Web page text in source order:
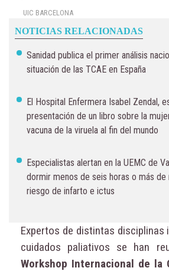
UIC BARCELONA
NOTICIAS RELACIONADAS
Sanidad publica el primer análisis
situación de las TCAE en España
El Hospital Enfermera Isabel Zendal,
presentación de un libro sobre la
vacuna de la viruela al fin del mundo
Especialistas alertan en la UEMC de
dormir menos de seis horas o más de
riesgo de infarto e ictus
Expertos de distintas disciplinas
cuidados paliativos se han
Workshop Internacional de la